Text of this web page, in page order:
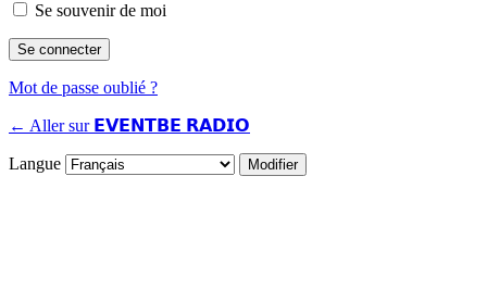
Se souvenir de moi
Mot de passe oublié ?
← Aller sur 𝗘𝗩𝗘𝗡𝗧𝗕𝗘 𝗥𝗔𝗗𝗜𝗢
Langue